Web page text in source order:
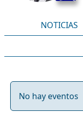
NOTICIAS
No hay eventos